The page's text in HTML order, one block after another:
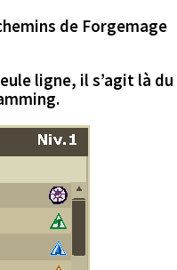
de Forgemage
ligne, il s’agit là du